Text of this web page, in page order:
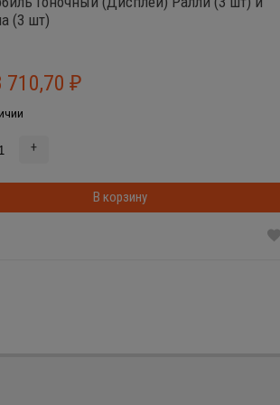
(3 шт)
710,70 ₽
+
В корзину